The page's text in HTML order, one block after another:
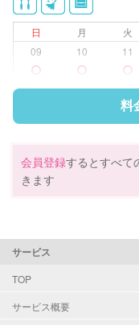
日 月 火
09
10 11
料
資格
対応可能/特徴
会員登録するとすべて
きます
サービス
TOP
サービス概要